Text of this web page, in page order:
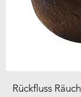
Rückfluss